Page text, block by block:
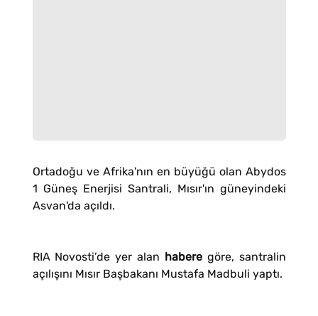
Ortadoğu ve Afrika'nın en büyüğü olan Abydos
1 Güneş Enerjisi Santrali, Mısır'ın güneyindeki
Asvan'da açıldı.
RIA Novosti’de yer alan haberegöre, santralin
açılışını Mısır Başbakanı Mustafa Madbuli yaptı.